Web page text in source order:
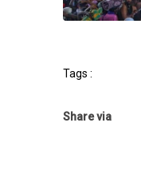
Tags :
Share via